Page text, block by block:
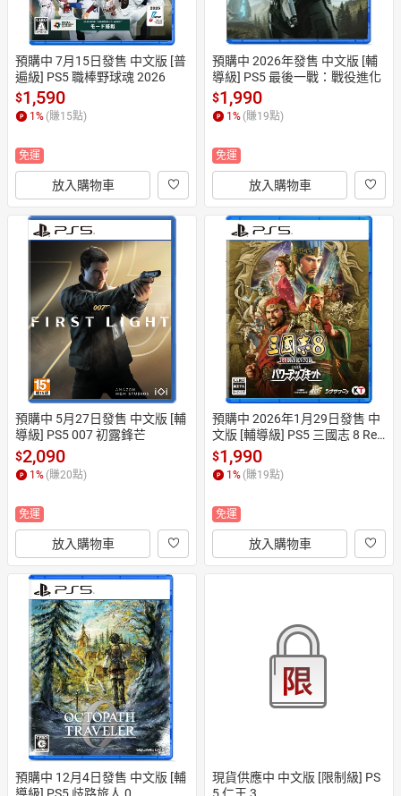
預購中 7月15日發售 中文版 [普
遍級] PS5 職棒野球魂 2026
$1,590
1 % (賺15點)
免運
放入購物車
預購中 2026年發售 中文版 [輔
導級] PS5 最後一戰：戰役進化
$1,990
1 % (賺19點)
免運
放入購物車
預購中 5月27日發售 中文版 [輔
導級] PS5 007 初露鋒芒
$2,090
1% (賺20點)
免運
放入購物車
預購中 2026年1月29日發售 中
文版 [輔導級] PS5 三國志 8 Re
make with 威力加強版
$1,990
1% (賺19點)
免運
放入購物車
預購中 12月4日發售 中文版 [輔
導級] PS5 歧路旅人 0
現貨供應中 中文版 [限制級] PS
5 仁王 3